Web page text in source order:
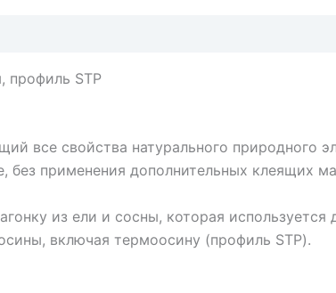
профиль STP
все свойства натурального природного
без применения дополнительных клеящих
из ели и сосны, которая
включая термоосину (профиль STP).